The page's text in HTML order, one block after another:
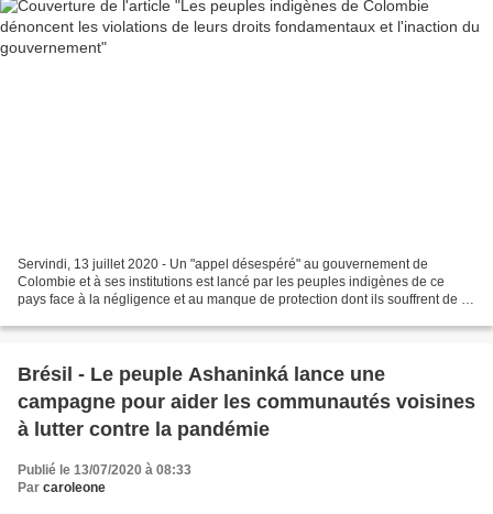
Servindi, 13 juillet 2020 - Un "appel désespéré" au gouvernement de
Colombie et à ses institutions est lancé par les peuples indigènes de ce
pays face à la négligence et au manque de protection dont ils souffrent de la
Brésil - Le peuple Ashaninká lance une
campagne pour aider les communautés voisines
à lutter contre la pandémie
Publié le 13/07/2020 à 08:33
Par caroleone